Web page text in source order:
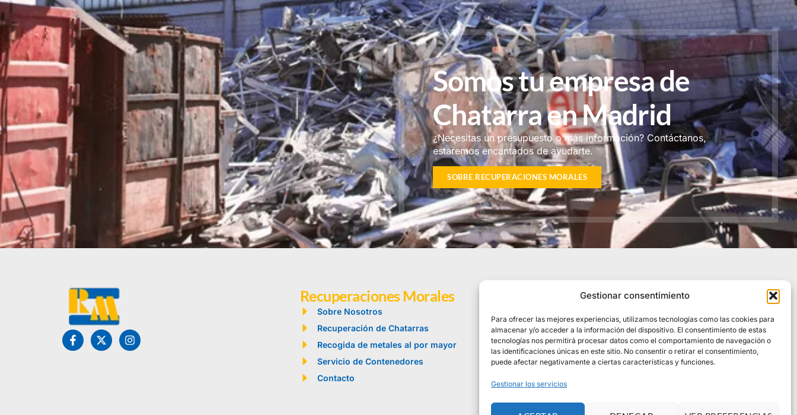
Gestionar consentimiento
Para ofrecer las mejores experiencias, utilizamos tecnologías como las cookies para
almacenar y/o acceder a la información del dispositivo. El consentimiento de estas
tecnologías nos permitirá procesar datos como el comportamiento de navegación o
las identificaciones únicas en este sitio. No consentir o retirar el consentimiento,
puede afectar negativamente a ciertas características y funciones.
Gestionar los servicios
Somos tu empresa de
Chatarra en Madrid
¿Necesitas un presupuesto o más información? Contáctanos,
estaremos encantados de ayudarte.
SOBRE RECUPERACIONES MORALES
Recuperaciones Morales
Sobre Nosotros
Recuperación de Chatarras
Recogida de metales al por mayor
Servicio de Contenedores
Contacto
Información
Política de Privacidad
Política de privacidad redes sociales
Política de Cookies